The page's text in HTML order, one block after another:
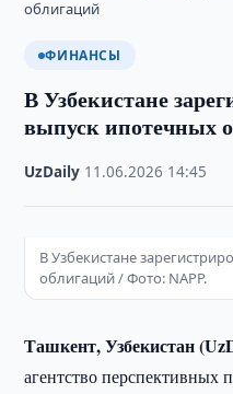
облигаций
ФИНАНСЫ
В Узбекистане
выпуск ипотечных
UzDaily 11.06.2026 14:45
В Узбекистане
облигаций / Фото: NAPP.
Ташкент, Узбекистан
агентство перспективных